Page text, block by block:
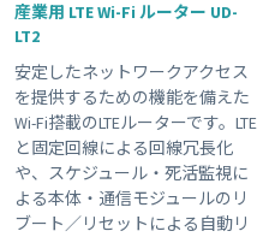
産業用 LTE Wi-Fi ルーター UD-
LT2
安定したネットワークアクセス
を提供するための機能を備えた
Wi-Fi搭載のLTEルーターです。LTE
と固定回線による回線冗長化
や、スケジュール・死活監視に
よる本体・通信モジュールのリ
ブート／リセットによる自動リ